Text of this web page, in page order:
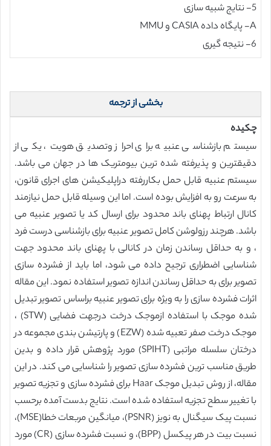
5- نتایج شبیه سازی
A- پایگاه داده CASIA و MMU
6- نتیجه گیری
بخشی از ترجمه
چکیده
سیستم بازشناسی عنبیه برای احراز وتصدیق هویت، یکی از
دقیقترین و پذیرفته شده ترین بیومتریک ها در جهان می باشد.
سیستم عنبیه قابل حمل بکاررفته دراپلیکیشن های اجرای قانون،
به سرعت رو به افزایش بوده است. اما این وسیله قابل حمل نیازمند
کانال ارتباط پهنای باند محدود برای ارسال کد یا تصویر عنبیه می
باشد. هرچند رزولوشن کامل تصویر عنبیه برای بازشناسی درست فرد
، و به حداقل رساندن زمان در کانالی با پهنای باند محدود جهت
شناسایی اضطراری ترجیح داده می شود، اما باید از فشرده سازی
تصویر برای به حداقل رساندن اندازه تصویر استفاده نمود. این مقاله
اثرات فشرده سازی را به ویژه برای تصویر عنبیه براساس تصویر تبدیل
شده موجک با استفاده ازموجک درخت درجهت فضایی (STW) ،
موجک درخت صفر تعبیه شده (EZW) و پارتیشن بندی مجموعه در
درختان سلسله مراتبی (SPIHT) مورد پژوهش قرار داده و بدین
طریق مناسب ترین فشرده سازی تصویر را شناسایی می کند. در این
مقاله، از روش تبدیل موجک Haar برای فشرده سازی و تجزیه تصویر
با تغییر سطح تجزیه استفاده شده است. نتایج بدست آمده برحسب
نسبت پیک سیگنال به نویز (PSNR)، میانگین مربعات خطا(MSE)،
نسبت بیت در هر پیکسل (BPP)، و نسبت فشرده سازی (CR) مورد